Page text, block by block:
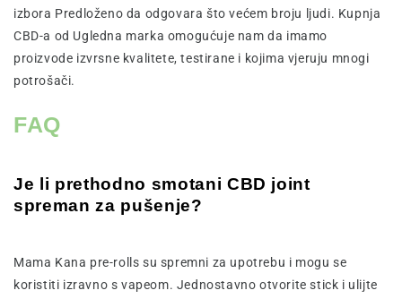
izbora Predloženo da odgovara što većem broju ljudi. Kupnja
CBD-a od Ugledna marka omogućuje nam da imamo
proizvode izvrsne kvalitete, testirane i kojima vjeruju mnogi
potrošači.
FAQ
Je li prethodno smotani CBD joint
spreman za pušenje?
Mama Kana pre-rolls su spremni za upotrebu i mogu se
koristiti izravno s vapeom. Jednostavno otvorite stick i ulijte